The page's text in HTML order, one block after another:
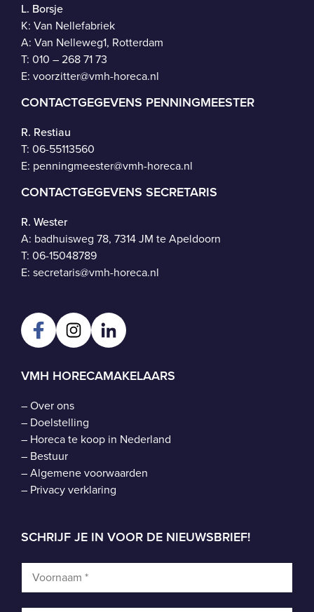
L. Borsje
K: Van Nellefabriek
A: Van Nelleweg1, Rotterdam
T: 010 – 268 71 73
E: voorzitter@vmh-horeca.nl
CONTACTGEGEVENS PENNINGMEESTER
R. Restiau
T: 06-55113560
E: penningmeester@vmh-horeca.nl
CONTACTGEGEVENS SECRETARIS
R. Wester
A: badhuisweg 78, 7314 JM te Apeldoorn
T: 06-15048789
E: secretaris@vmh-horeca.nl
VMH HORECAMAKELAARS
–Over ons
– Doelstelling
– Horeca te koop in Nederland
– Bestuur
–Algemene voorwaarden
– Privacy verklaring
SCHRIJF JE IN VOOR DE NIEUWSBRIEF!